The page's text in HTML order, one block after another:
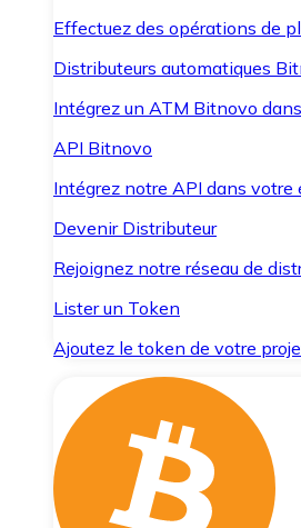
Effectuez des opérations de
Distributeurs automatiques
Intégrez un ATM Bitnovo
API Bitnovo
Intégrez notre API dans votre
Devenir Distributeur
Rejoignez notre réseau de
Lister un Token
Ajoutez le token de votre